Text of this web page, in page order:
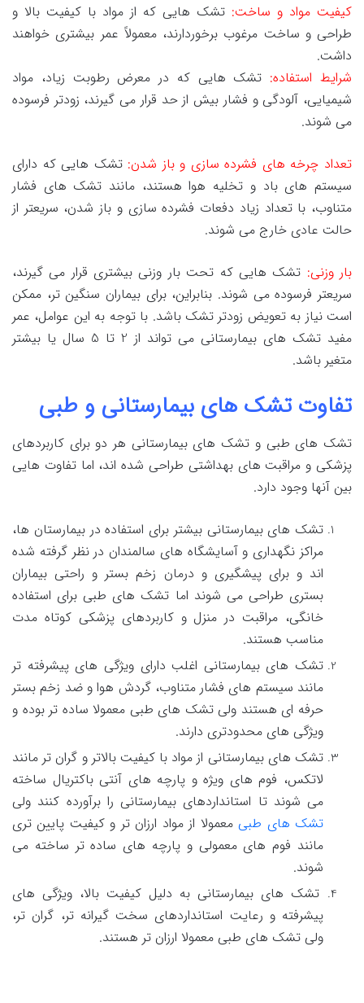
کیفیت مواد و ساخت: تشک هایی که از مواد با کیفیت بالا و
طراحی و ساخت مرغوب برخوردارند، معمولاً عمر بیشتری خواهند
داشت.
شرایط استفاده: تشک هایی که در معرض رطوبت زیاد، مواد
شیمیایی، آلودگی و فشار بیش از حد قرار می گیرند، زودتر فرسوده
می شوند.
تعداد چرخه های فشرده سازی و باز شدن: تشک هایی که دارای
سیستم های باد و تخلیه هوا هستند، مانند تشک های فشار
متناوب، با تعداد زیاد دفعات فشرده سازی و باز شدن، سریعتر از
حالت عادی خارج می شوند.
بار وزنی: تشک هایی که تحت بار وزنی بیشتری قرار می گیرند،
سریعتر فرسوده می شوند. بنابراین، برای بیماران سنگین تر، ممکن
است نیاز به تعویض زودتر تشک باشد. با توجه به این عوامل، عمر
مفید تشک های بیمارستانی می تواند از 2 تا 5 سال یا بیشتر
متغیر باشد.
تفاوت تشک های بیمارستانی و طبی
تشک های طبی و تشک های بیمارستانی هر دو برای کاربردهای
پزشکی و مراقبت های بهداشتی طراحی شده اند، اما تفاوت هایی
بین آنها وجود دارد.
تشک های بیمارستانی بیشتر برای استفاده در بیمارستان ها،
مراکز نگهداری و آسایشگاه های سالمندان در نظر گرفته شده
اند و برای پیشگیری و درمان زخم بستر و راحتی بیماران
بستری طراحی می شوند اما تشک های طبی برای استفاده
خانگی، مراقبت در منزل و کاربردهای پزشکی کوتاه مدت
مناسب هستند.
تشک های بیمارستانی اغلب دارای ویژگی های پیشرفته تر
مانند سیستم های فشار متناوب، گردش هوا و ضد زخم بستر
حرفه ای هستند ولی تشک های طبی معمولا ساده تر بوده و
ویژگی های محدودتری دارند.
تشک های بیمارستانی از مواد با کیفیت بالاتر و گران تر مانند
لاتکس، فوم های ویژه و پارچه های آنتی باکتریال ساخته
می شوند تا استانداردهای بیمارستانی را برآورده کنند ولی
تشک های طبیمعمولا از مواد ارزان تر و کیفیت پایین تری
مانند فوم های معمولی و پارچه های ساده تر ساخته می
شوند.
تشک های بیمارستانی به دلیل کیفیت بالا، ویژگی های
پیشرفته و رعایت استانداردهای سخت گیرانه تر، گران تر،
ولی تشک های طبی معمولا ارزان تر هستند.